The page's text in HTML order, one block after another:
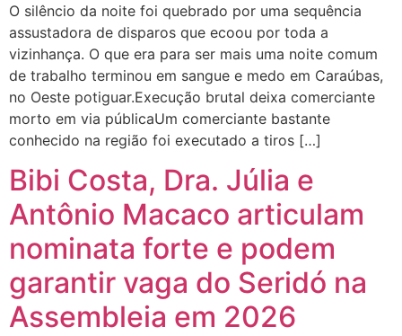
O silêncio da noite foi quebrado por uma sequência
assustadora de disparos que ecoou por toda a
vizinhança. O que era para ser mais uma noite comum
de trabalho terminou em sangue e medo em Caraúbas,
no Oeste potiguar.Execução brutal deixa comerciante
morto em via públicaUm comerciante bastante
conhecido na região foi executado a tiros […]
Bibi Costa, Dra. Júlia e
Antônio Macaco articulam
nominata forte e podem
garantir vaga do Seridó na
Assembleia em 2026